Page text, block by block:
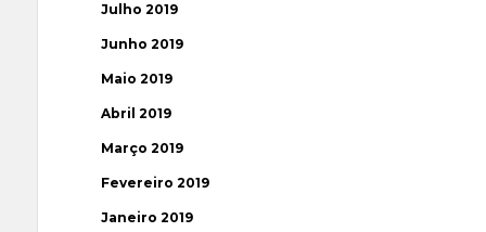
Julho 2019
Junho 2019
Maio 2019
Abril 2019
Março 2019
Fevereiro 2019
Janeiro 2019